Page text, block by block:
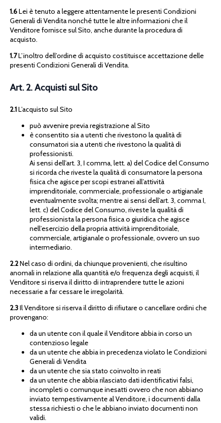
1.6Lei è tenuto a leggere attentamente le presenti Condizioni
Generali di Vendita nonché tutte le altre informazioni che il
Venditore fornisce sul Sito, anche durante la procedura di
acquisto.
1.7L’inoltro dell’ordine di acquisto costituisce accettazione delle
presenti Condizioni Generali di Vendita.
Art. 2. Acquisti sul Sito
2.1L’acquisto sul Sito
può avvenire previa registrazione al Sito
è consentito sia a utenti che rivestono la qualità di
consumatori sia a utenti che rivestono la qualità di
professionisti.
Ai sensi dell’art. 3, I comma, lett. a) del Codice del Consumo
si ricorda che riveste la qualità di consumatore la persona
fisica che agisce per scopi estranei all’attività
imprenditoriale, commerciale, professionale o artigianale
eventualmente svolta; mentre ai sensi dell’art. 3, comma I,
lett. c) del Codice del Consumo, riveste la qualità di
professionista la persona fisica o giuridica che agisce
nell’esercizio della propria attività imprenditoriale,
commerciale, artigianale o professionale, ovvero un suo
intermediario.
2.2Nel caso di ordini, da chiunque provenienti, che risultino
anomali in relazione alla quantità e/o frequenza degli acquisti, il
Venditore si riserva il diritto di intraprendere tutte le azioni
necessarie a far cessare le irregolarità.
2.3Il Venditore si riserva il diritto di rifiutare o cancellare ordini che
provengano:
da un utente con il quale il Venditore abbia in corso un
contenzioso legale
da un utente che abbia in precedenza violato le Condizioni
Generali di Vendita
da un utente che sia stato coinvolto in reati
da un utente che abbia rilasciato dati identificativi falsi,
incompleti o comunque inesatti ovvero che non abbiano
inviato tempestivamente al Venditore, i documenti dalla
stessa richiesti o che le abbiano inviato documenti non
validi.